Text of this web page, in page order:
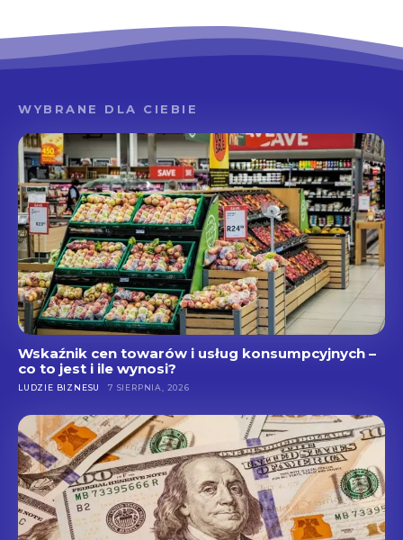
WYBRANE DLA CIEBIE
Wskaźnik cen towarów i usług konsumpcyjnych –
co to jest i ile wynosi?
LUDZIE BIZNESU 7 SIERPNIA, 2026